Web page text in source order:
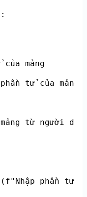
mảng
tử của
từ người
phần tử